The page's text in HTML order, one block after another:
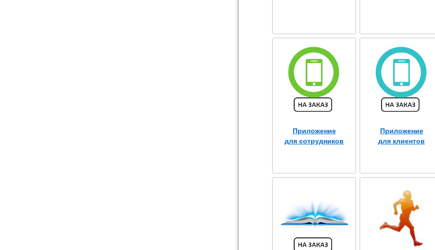
Приложение
для сотрудников
Приложение
для клиентов